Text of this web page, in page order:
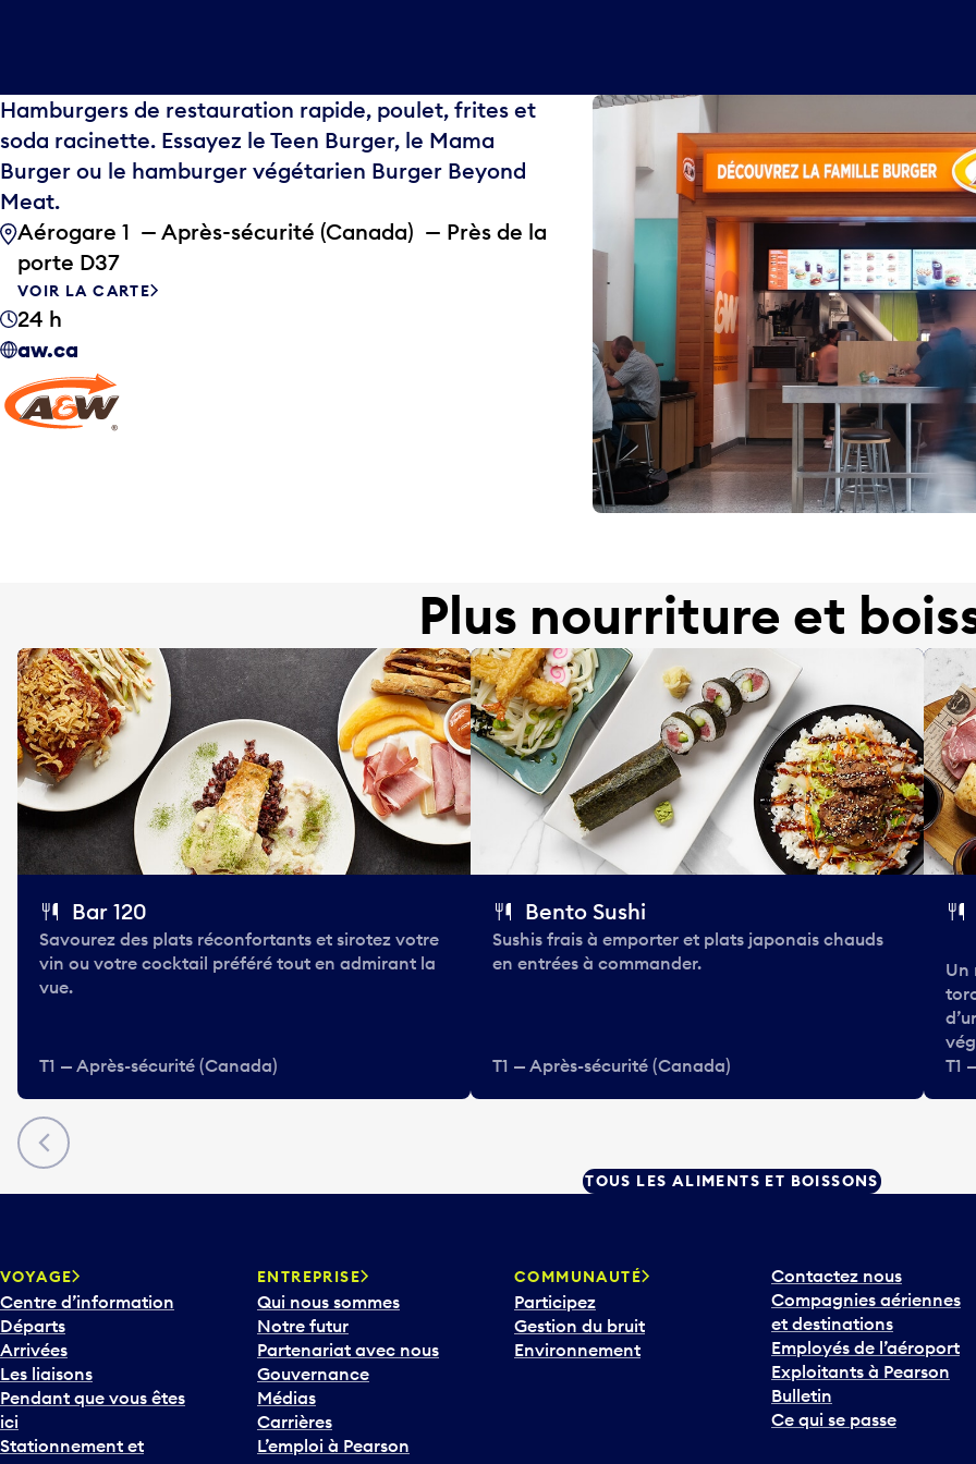
Hamburgers de restauration rapide, poulet, frites et
soda racinette. Essayez le Teen Burger, le Mama
Burger ou le hamburger végétarien Burger Beyond
Meat.
Aérogare 1 — Après-sécurité (Canada) — Près de la
porte D37
VOIR LA CARTE
24 h
aw.ca
Plus nourriture et
Précédent
Bar 120
Savourez des plats réconfortants et sirotez votre
vin ou votre cocktail préféré tout en admirant la
vue.
T1 — Après-sécurité (Canada)
Bento Sushi
Sushis frais à emporter et plats japonais chauds
en entrées à commander.
T1 — Après-sécurité (Canada)
Un
T1
TOUS LES ALIMENTS ET BOISSONS
VOYAGE
Centre d’information
Départs
Arrivées
Les liaisons
Pendant que vous êtes
ici
Stationnement et
ENTREPRISE
Qui nous sommes
Notre futur
Partenariat avec nous
Gouvernance
Médias
Carrières
L’emploi à Pearson
COMMUNAUTÉ
Participez
Gestion du bruit
Environnement
Contactez nous
Compagnies aériennes
et destinations
Employés de l’aéroport
Exploitants à Pearson
Bulletin
Ce qui se passe